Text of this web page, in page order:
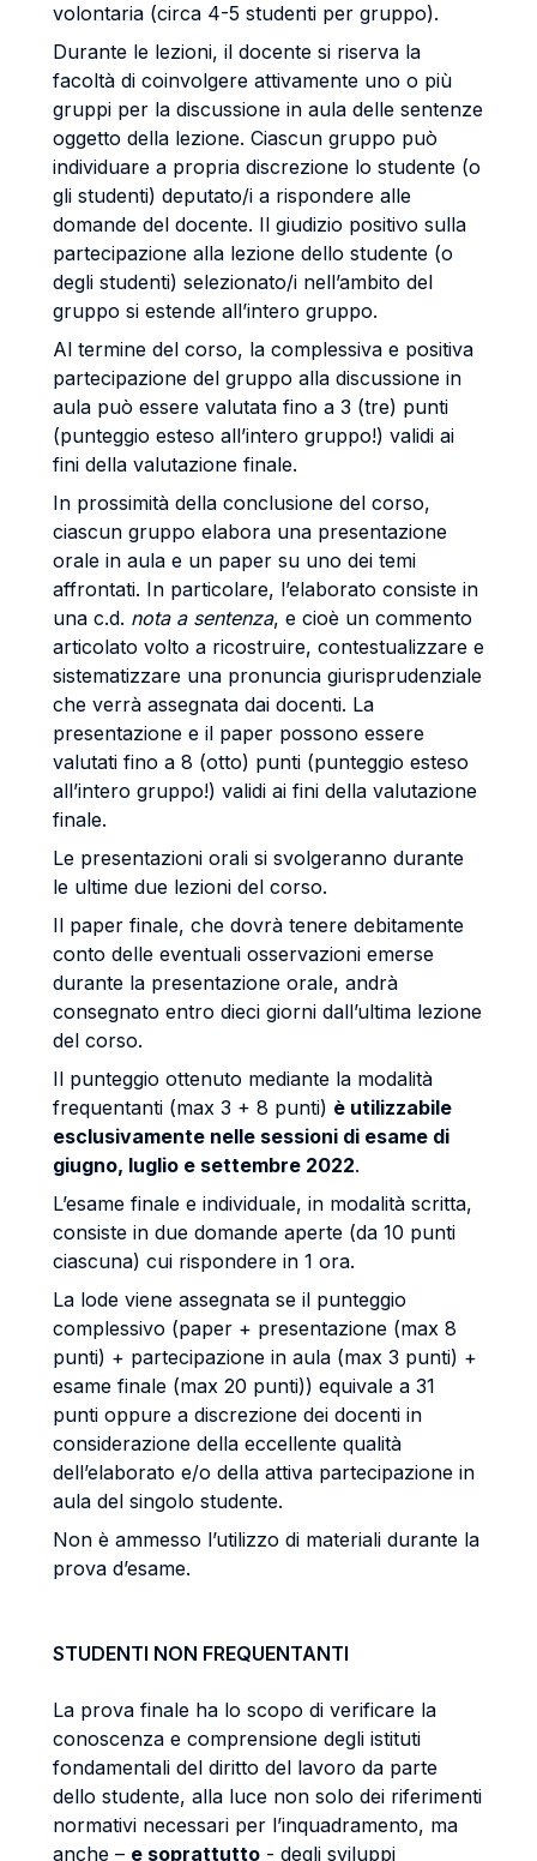
volontaria (circa 4-5 studenti per gruppo).
Durante le lezioni, il docente si riserva la
facoltà di coinvolgere attivamente uno o più
gruppi per la discussione in aula delle sentenze
oggetto della lezione. Ciascun gruppo può
individuare a propria discrezione lo studente (o
gli studenti) deputato/i a rispondere alle
domande del docente. Il giudizio positivo sulla
partecipazione alla lezione dello studente (o
degli studenti) selezionato/i nell’ambito del
gruppo si estende all’intero gruppo.
Al termine del corso, la complessiva e positiva
partecipazione del gruppo alla discussione in
aula può essere valutata fino a 3 (tre) punti
(punteggio esteso all’intero gruppo!) validi ai
fini della valutazione finale.
In prossimità della conclusione del corso,
ciascun gruppo elabora una presentazione
orale in aula e un paper su uno dei temi
affrontati. In particolare, l’elaborato consiste in
una c.d. nota a sentenza, e cioè un commento
articolato volto a ricostruire, contestualizzare e
sistematizzare una pronuncia giurisprudenziale
che verrà assegnata dai docenti. La
presentazione e il paper possono essere
valutati fino a 8 (otto) punti (punteggio esteso
all’intero gruppo!) validi ai fini della valutazione
finale.
Le presentazioni orali si svolgeranno durante
le ultime due lezioni del corso.
Il paper finale, che dovrà tenere debitamente
conto delle eventuali osservazioni emerse
durante la presentazione orale, andrà
consegnato entro dieci giorni dall’ultima lezione
del corso.
Il punteggio ottenuto mediante la modalità
frequentanti (max 3 + 8 punti) è utilizzabile
esclusivamente nelle sessioni di esame di
giugno, luglio e settembre 2022.
L’esame finale e individuale, in modalità scritta,
consiste in due domande aperte (da 10 punti
ciascuna) cui rispondere in 1 ora.
La lode viene assegnata se il punteggio
complessivo (paper + presentazione (max 8
punti) + partecipazione in aula (max 3 punti) +
esame finale (max 20 punti)) equivale a 31
punti oppure a discrezione dei docenti in
considerazione della eccellente qualità
dell’elaborato e/o della attiva partecipazione in
aula del singolo studente.
Non è ammesso l’utilizzo di materiali durante la
prova d’esame.
STUDENTI NON FREQUENTANTI
La prova finale ha lo scopo di verificare la
conoscenza e comprensione degli istituti
fondamentali del diritto del lavoro da parte
dello studente, alla luce non solo dei riferimenti
normativi necessari per l’inquadramento, ma
anche – e soprattutto - degli sviluppi